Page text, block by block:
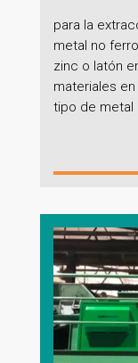
para la
metal no
zinc o latón
materiales
tipo de metal